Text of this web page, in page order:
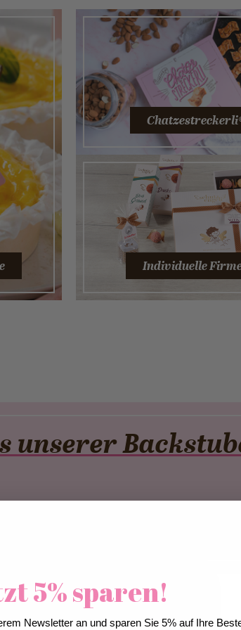
Individuelle
unserer
Ein
Cookies, um unsere Dienste zu
persönliche Angebote zu machen und
5% sparen!
Newsletter an und sparen Sie 5% auf Ihre